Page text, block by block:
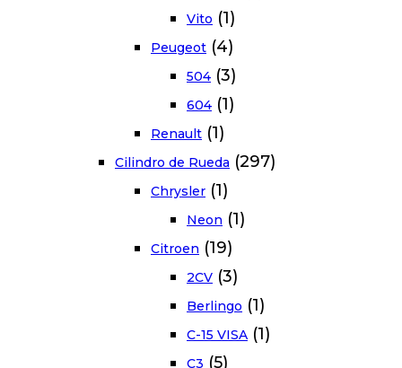
Vito (1)
Peugeot (4)
504 (3)
604 (1)
Renault (1)
Cilindro de Rueda (297)
Chrysler (1)
Neon (1)
Citroen (19)
2CV (3)
Berlingo (1)
C-15 VISA (1)
C3 (5)